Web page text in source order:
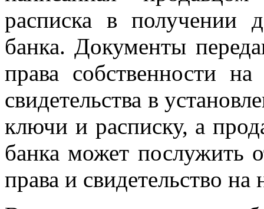
расписка в получении
банка. Документы
права собственности
свидетельства в
ключи и расписку, а
банка может послужить
права и свидетельство на